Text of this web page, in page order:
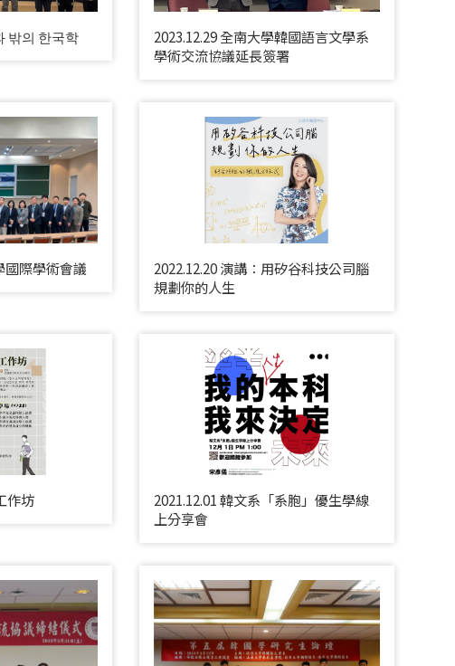
밖의 한국학
2023.12.29 全南大學韓國語言文學系
學術交流協議延長簽署
國際學術會議
2022.12.20 演講：用矽谷科技公司腦
規劃你的人生
作坊
2021.12.01 韓文系「系胞」優生學線
上分享會